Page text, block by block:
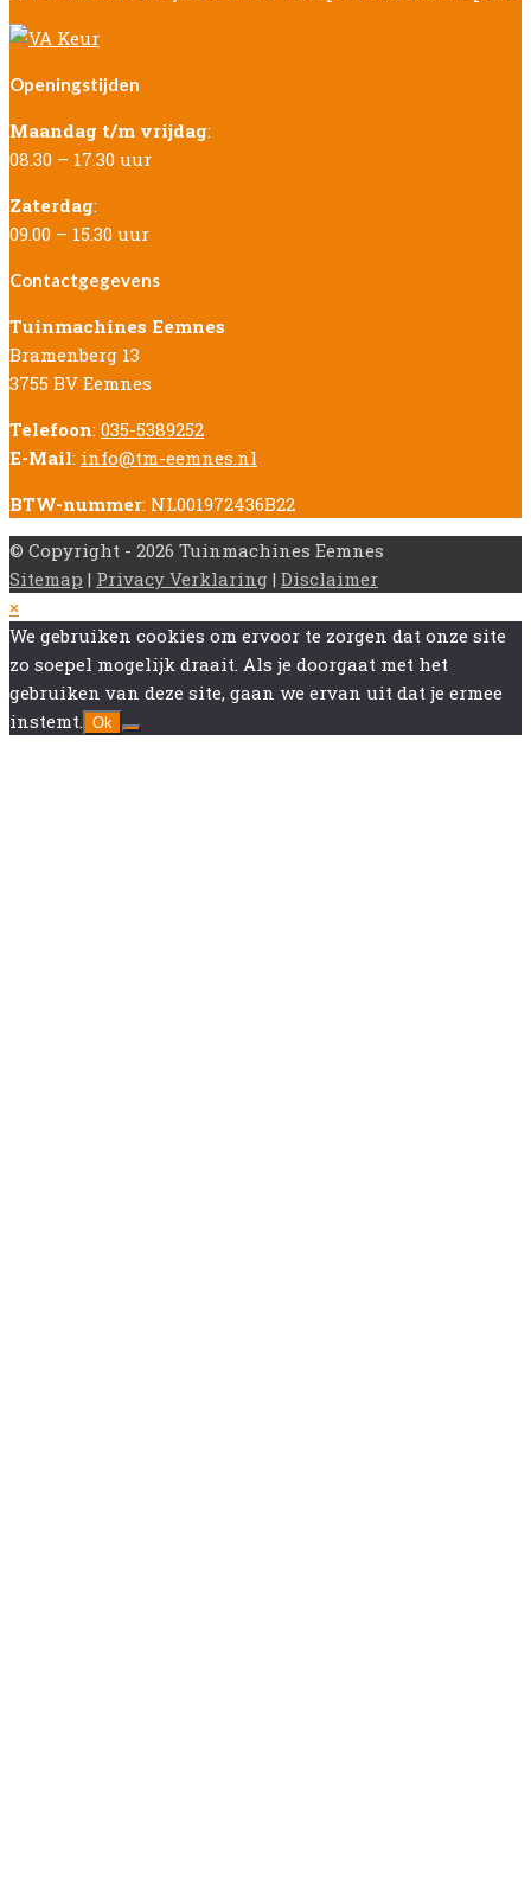
Openingstijden
Maandag t/m vrijdag:
08.30 – 17.30 uur
Zaterdag:
09.00 – 15.30 uur
Contactgegevens
Tuinmachines Eemnes
Bramenberg 13
3755 BV Eemnes
Telefoon: 035-5389252
E-Mail: info@tm-eemnes.nl
BTW-nummer: NL001972436B22
© Copyright - 2026 Tuinmachines Eemnes
Sitemap | Privacy Verklaring | Disclaimer
Back
To
Top
×
We gebruiken cookies om ervoor te zorgen dat onze site
zo soepel mogelijk draait. Als je doorgaat met het
gebruiken van deze site, gaan we ervan uit dat je ermee
instemt.
Ok